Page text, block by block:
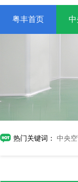
粤丰首页 中
热门关键词： 中央